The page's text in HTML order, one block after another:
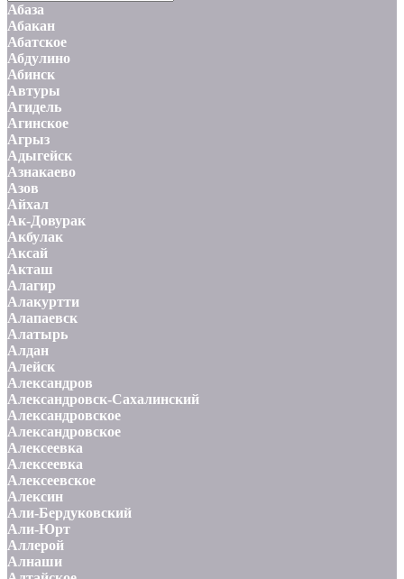
Абаза
Абакан
Абатское
Абдулино
Абинск
Автуры
Агидель
Агинское
Агрыз
Адыгейск
Азнакаево
Азов
Айхал
Ак-Довурак
Акбулак
Аксай
Акташ
Алагир
Алакуртти
Алапаевск
Алатырь
Алдан
Алейск
Александров
Александровск-Сахалинский
Александровское
Александровское
Алексеевка
Алексеевка
Алексеевское
Алексин
Али-Бердуковский
Али-Юрт
Аллерой
Алнаши